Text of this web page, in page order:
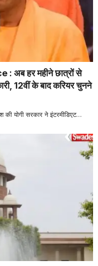
हर महीने छात्रों से
12वीं के बाद करियर चुनने
योगी सरकार ने इंटरमीडिएट…